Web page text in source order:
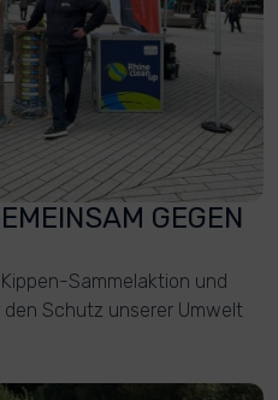
GEGEN
Sammelaktion und
Schutz unserer Umwelt